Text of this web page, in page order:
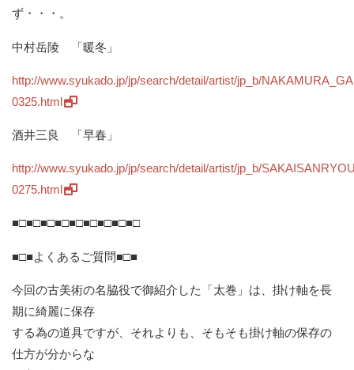
ず・・・。
中村岳陵 「暖冬」
http://www.syukado.jp/jp/search/detail/artist/jp_b/
0325.html
酒井三良 「早春」
http://www.syukado.jp/jp/search/detail/artist/jp_b/
0275.html
■□■□■□■□■□■□■□■□■□
■□■よくあるご質問■□■
今回の古美術の名脇役で御紹介した「太巻」は、掛け軸を長
期に綺麗に保存
する為の道具ですが、それよりも、そもそも掛け軸の保存の
仕方が分からな